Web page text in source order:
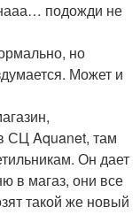
подожди не
но
Может и
СЦ Aquanet, там
Он дает
в магаз, они все
такой же новый